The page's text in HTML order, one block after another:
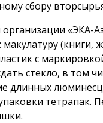
сбору
«ЭКА-
(книги,
с
стекло, в том
длинных
тетрапак.